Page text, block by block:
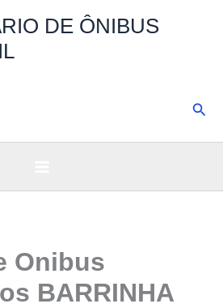
DE ÔNIBUS
Onibus
BARRINHA